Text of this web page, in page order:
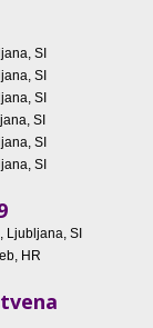
SI
SI
SI
SI
SI
SI
Ljubljana, SI
HR